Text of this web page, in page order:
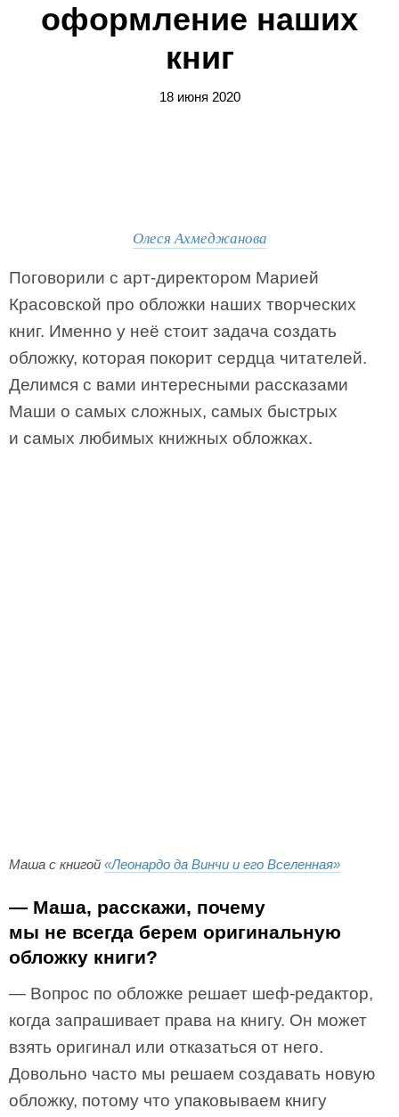
оформление наших
книг
18 июня 2020
Олеся Ахмеджанова
Поговорили с арт-директором Марией
Красовской про обложки наших творческих
книг. Именно у неё стоит задача создать
обложку, которая покорит сердца читателей.
Делимся с вами интересными рассказами
Маши о самых сложных, самых быстрых
и самых любимых книжных обложках.
Маша с книгой «Леонардо да Винчи и его Вселенная»
— Маша, расскажи, почему
мы не всегда берем оригинальную
обложку книги?
— Вопрос по обложке решает шеф-редактор,
когда запрашивает права на книгу. Он может
взять оригинал или отказаться от него.
Довольно часто мы решаем создавать новую
обложку, потому что упаковываем книгу